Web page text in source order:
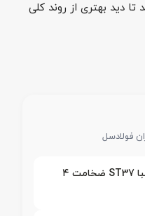
دید بهتری از روند کلی
فولادسل
قیمت روز ورق سیاه فابریک سبا ST37 ضخامت ۴